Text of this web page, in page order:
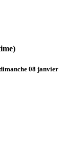
08 janvier